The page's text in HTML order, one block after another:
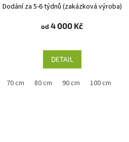
Dodání za 5-6 týdnů (zakázková výroba)
od 4 000 Kč
DETAIL
70 cm 80 cm 90 cm 100 cm